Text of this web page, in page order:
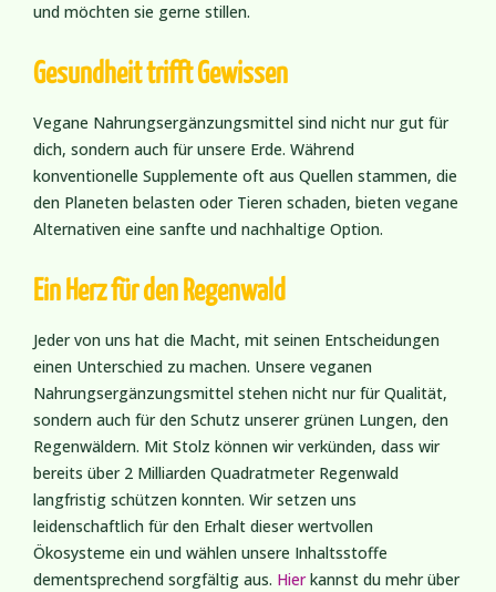
und möchten sie gerne stillen.
Gesundheit trifft Gewissen
Vegane Nahrungsergänzungsmittel sind nicht nur gut für
dich, sondern auch für unsere Erde. Während
konventionelle Supplemente oft aus Quellen stammen, die
den Planeten belasten oder Tieren schaden, bieten vegane
Alternativen eine sanfte und nachhaltige Option.
Ein Herz für den Regenwald
Jeder von uns hat die Macht, mit seinen Entscheidungen
einen Unterschied zu machen. Unsere veganen
Nahrungsergänzungsmittel stehen nicht nur für Qualität,
sondern auch für den Schutz unserer grünen Lungen, den
Regenwäldern. Mit Stolz können wir verkünden, dass wir
bereits über 2 Milliarden Quadratmeter Regenwald
langfristig schützen konnten. Wir setzen uns
leidenschaftlich für den Erhalt dieser wertvollen
Ökosysteme ein und wählen unsere Inhaltsstoffe
dementsprechend sorgfältig aus. Hierkannst du mehr über